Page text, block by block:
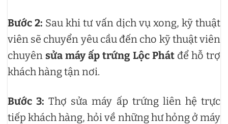
Bước 2: Sau khi tư vấn dịch vụ xong, kỹ thuật
viên sẽ chuyển yêu cầu đến cho kỹ thuật viên
chuyênsửa máy ấp trứng Lộc Phát để hỗ trợ
khách hàng tận nơi.
Bước 3: Thợ sửa máy ấp trứng liên hệ trực
tiếp khách hàng, hỏi về những hư hỏng ở máy